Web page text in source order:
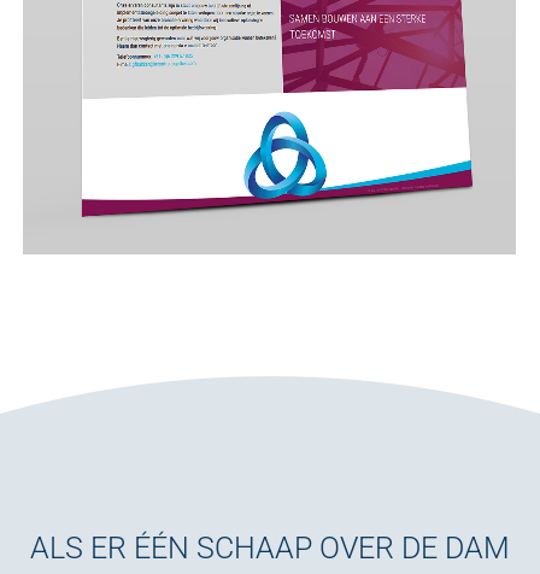
ALS ER ÉÉN SCHAAP OVER DE DAM